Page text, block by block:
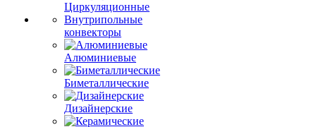
Циркуляционные
Внутрипольные
конвекторы
Алюминиевые
Биметаллические
Дизайнерские